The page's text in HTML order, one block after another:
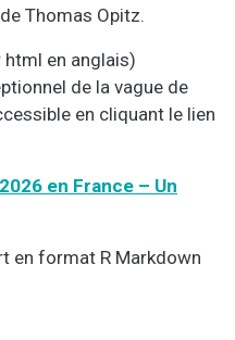
Thomas Opitz.
en anglais)
de la vague de
en cliquant le lien
en France – Un
en format R Markdown